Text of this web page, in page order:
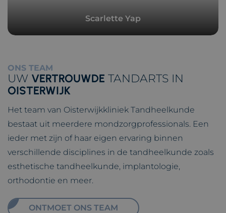
Scarlette Yap
ONS TEAM
UW VERTROUWDE TANDARTS IN
OISTERWIJK
Het team van Oisterwijkkliniek Tandheelkunde
bestaat uit meerdere mondzorgprofessionals. Een
ieder met zijn of haar eigen ervaring binnen
verschillende disciplines in de tandheelkunde zoals
esthetische tandheelkunde, implantologie,
orthodontie en meer.
ONTMOET ONS TEAM